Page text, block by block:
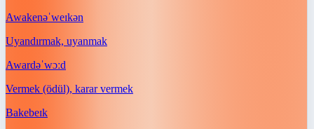
Awakenəˈweɪkən
Uyandırmak, uyanmak
Awardəˈwɔːd
Vermek (ödül), karar vermek
Bakebeɪk